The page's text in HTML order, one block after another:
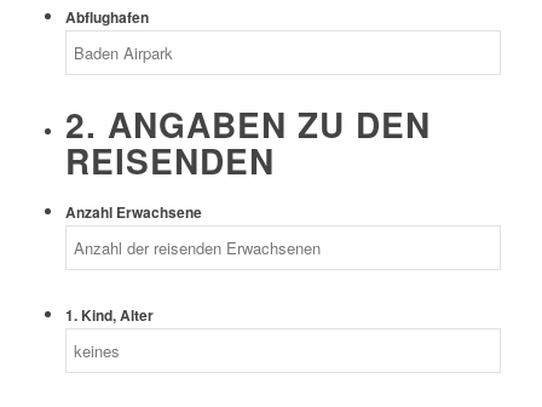
Abflughafen
2. ANGABEN ZU DEN
REISENDEN
Anzahl Erwachsene
1. Kind, Alter